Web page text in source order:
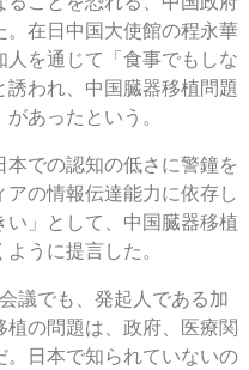
在日中国大使館の程永華
を通じて「食事でもしな
われ、中国臓器移植問題
あったという。
での認知の低さに警鐘を
の情報伝達能力に依存し
」として、中国臓器移植
うに提言した。
議でも、発起人である加
の問題は、政府、医療関
日本で知られていないの